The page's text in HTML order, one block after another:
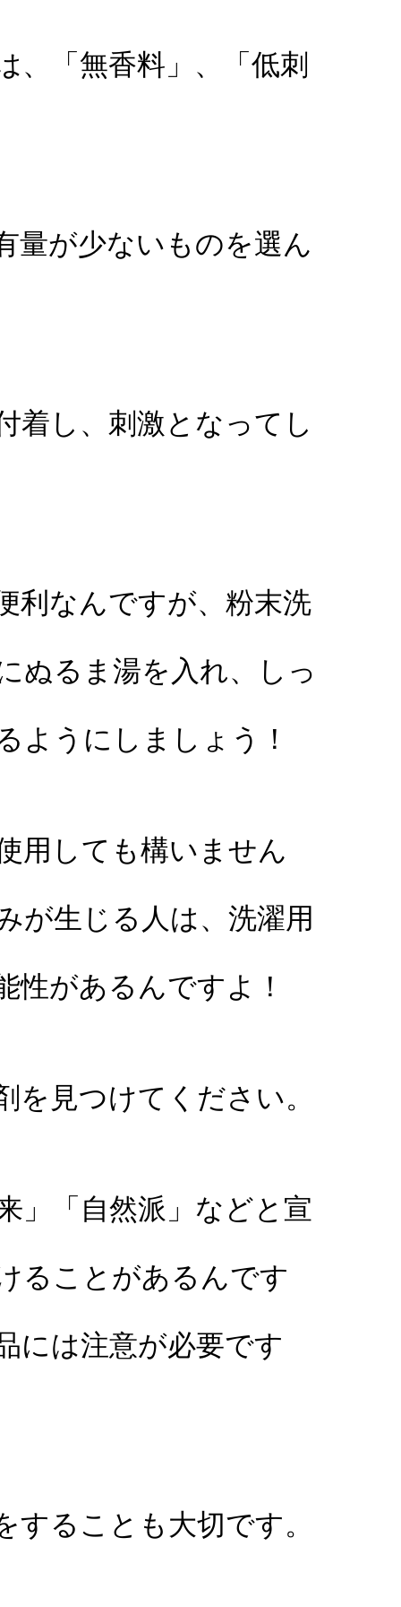
、「無香料」、「低刺
量が少ないものを選ん
着し、刺激となってし
利なんですが、粉末洗
ぬるま湯を入れ、 しっ
ようにしましょう！
用しても構いません
が生じる人は、 洗濯用
性があるんですよ！
を見つけてください。
」「自然派」などと宣
ることがあるんです
には注意が必要です
ることも大切です。